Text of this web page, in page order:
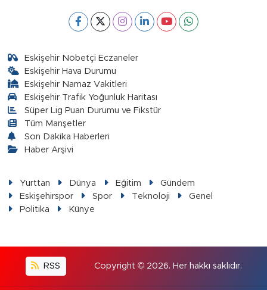
Eskişehir Nöbetçi Eczaneler
Eskişehir Hava Durumu
Eskişehir Namaz Vakitleri
Eskişehir Trafik Yoğunluk Haritası
Süper Lig Puan Durumu ve Fikstür
Tüm Manşetler
Son Dakika Haberleri
Haber Arşivi
Yurttan Dünya Eğitim
Gündem
Eskişehirspor
Spor Teknoloji
Genel
Politika
Künye
RSS Copyright © 2026. Her hakkı saklıdır.